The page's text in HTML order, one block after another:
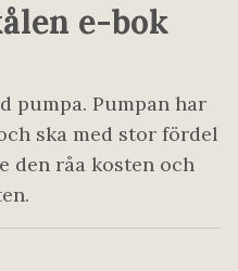
e-bok
pumpa. Pumpan har
ska med stor fördel
den råa kosten och